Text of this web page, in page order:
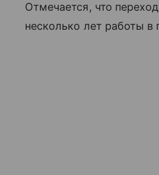
Отмечается, что
несколько лет работы в